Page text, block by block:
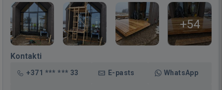
+54
Kontakti
+371 *** *** 33 E-pasts WhatsApp